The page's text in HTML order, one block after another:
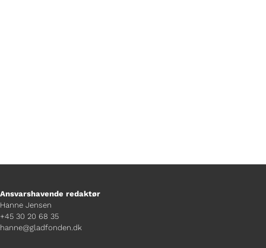
Ansvarshavende redaktør
Hanne Jensen
+45 30 20 68 35
hanne@gladfonden.dk